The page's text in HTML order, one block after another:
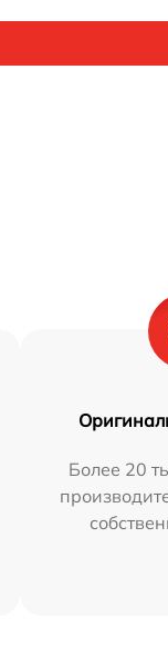
Более 20